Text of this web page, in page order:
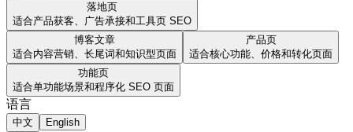
落地页
适合产品获客、广告承接和工具页 SEO
博客文章
适合内容营销、长尾词和知识型页面
产品页
适合核心功能、价格和转化页面
功能页
适合单功能场景和程序化 SEO 页面
语言
中文 English